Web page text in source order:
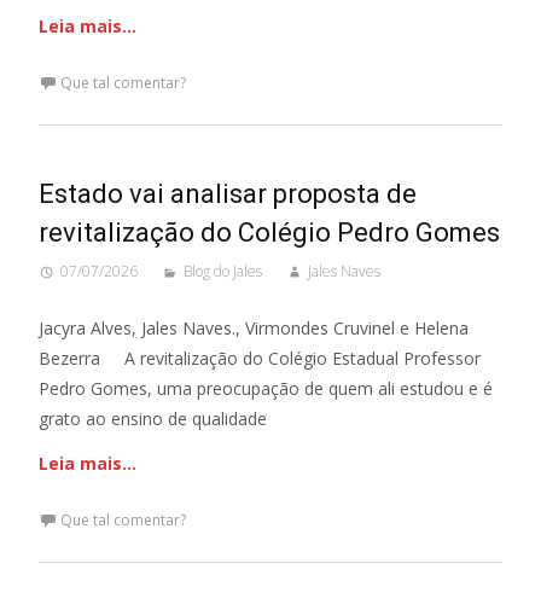
Leia mais…
Que tal comentar?
Estado vai analisar proposta de
revitalização do Colégio Pedro Gomes
07/07/2026 Blog do Jales Jales Naves
Jacyra Alves, Jales Naves., Virmondes Cruvinel e Helena
Bezerra A revitalização do Colégio Estadual Professor
Pedro Gomes, uma preocupação de quem ali estudou e é
grato ao ensino de qualidade
Leia mais…
Que tal comentar?